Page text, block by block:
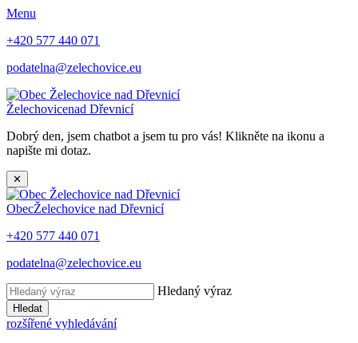
Menu
+420 577 440 071
podatelna@zelechovice.eu
Želechovicenad Dřevnicí
Dobrý den, jsem chatbot a jsem tu pro vás! Klikněte na ikonu a
napište mi dotaz.
✕
ObecŽelechovice nad Dřevnicí
+420 577 440 071
podatelna@zelechovice.eu
Hledaný výraz
Hledat
rozšířené vyhledávání